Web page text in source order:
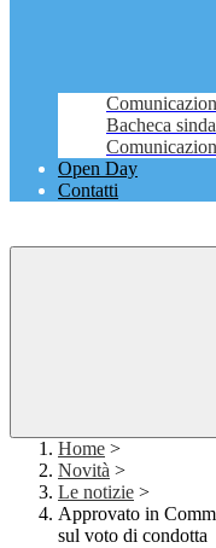
Bacheca
Open Day
Contatti
Home >
Novità >
Le notizie >
Approvato in
sul voto di condotta